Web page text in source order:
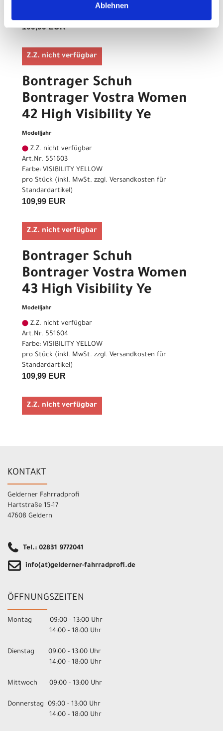
Ablehnen
pro Stück (inkl. MwSt. zzgl.Versandkosten für
109,99 EUR
Z.Z. nicht verfügbar
Bontrager Schuh
Bontrager Vostra Women
42 High Visibility Ye
Modelljahr
Z.Z. nicht verfügbar
Art.Nr. 551603
Farbe: VISIBILITY YELLOW
pro Stück (inkl. MwSt. zzgl. Versandkosten für
Standardartikel)
109,99 EUR
Z.Z. nicht verfügbar
Bontrager Schuh
Bontrager Vostra Women
43 High Visibility Ye
Modelljahr
Z.Z. nicht verfügbar
Art.Nr. 551604
Farbe: VISIBILITY YELLOW
pro Stück (inkl. MwSt. zzgl. Versandkosten für
Standardartikel)
109,99 EUR
Z.Z. nicht verfügbar
KONTAKT
Gelderner Fahrradprofi
Hartstraße 15-17
47608 Geldern
Tel.: 02831 9772041
info(at)gelderner-fahrradprofi.de
ÖFFNUNGSZEITEN
Montag 09:00 - 13:00 Uhr
14:00 - 18:00 Uhr
Dienstag 09:00 - 13:00 Uhr
14:00 - 18:00 Uhr
Mittwoch 09:00 - 13:00 Uhr
Donnerstag 09:00 - 13:00 Uhr
14:00 - 18:00 Uhr